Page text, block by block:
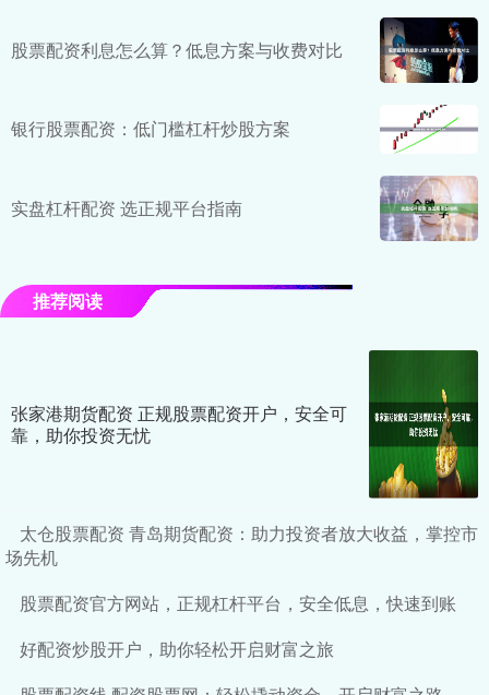
股票配资利息怎么算？低息方案与收费对比
银行股票配资：低门槛杠杆炒股方案
实盘杠杆配资 选正规平台指南
推荐阅读
张家港期货配资 正规股票配资开户，安全可
靠，助你投资无忧
太仓股票配资 青岛期货配资：助力投资者放大收益，掌控市
场先机
股票配资官方网站，正规杠杆平台，安全低息，快速到账
好配资炒股开户，助你轻松开启财富之旅